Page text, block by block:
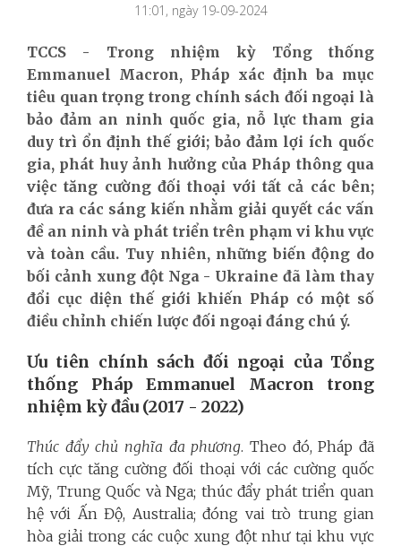
11:01, ngày 19-09-2024
TCCS - Trong nhiệm kỳ Tổng thống
Emmanuel Macron, Pháp xác định ba mục
tiêu quan trọng trong chính sách đối ngoại là
bảo đảm an ninh quốc gia, nỗ lực tham gia
duy trì ổn định thế giới; bảo đảm lợi ích quốc
gia, phát huy ảnh hưởng của Pháp thông qua
việc tăng cường đối thoại với tất cả các bên;
đưa ra các sáng kiến nhằm giải quyết các vấn
đề an ninh và phát triển trên phạm vi khu vực
và toàn cầu. Tuy nhiên, những biến động do
bối cảnh xung đột Nga - Ukraine đã làm thay
đổi cục diện thế giới khiến Pháp có một số
điều chỉnh chiến lược đối ngoại đáng chú ý.
Ưu tiên chính sách đối ngoại của Tổng
thống Pháp Emmanuel Macron trong
nhiệm kỳ đầu (2017 - 2022)
Thúc đẩy chủ nghĩa đa phương. Theo đó, Pháp đã
tích cực tăng cường đối thoại với các cường quốc
Mỹ, Trung Quốc và Nga; thúc đẩy phát triển quan
hệ với Ấn Độ, Australia; đóng vai trò trung gian
hòa giải trong các cuộc xung đột như tại khu vực